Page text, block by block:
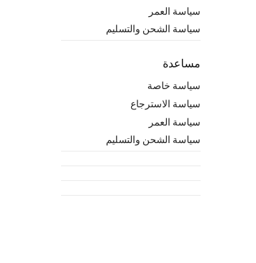
سياسة العمر
سياسة الشحن والتسليم
مساعدة
سياسة خاصة
سياسة الاسترجاع
سياسة العمر
سياسة الشحن والتسليم